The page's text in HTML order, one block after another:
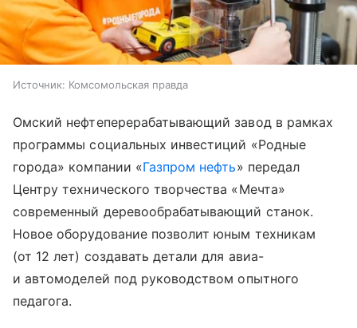
Источник: Комсомольская правда
Омский нефтеперерабатывающий завод в рамках
программы социальных инвестиций «Родные
города» компании «Газпром нефть» передал
Центру технического творчества «Мечта»
современный деревообрабатывающий станок.
Новое оборудование позволит юным техникам
(от 12 лет) создавать детали для авиа-
и автомоделей под руководством опытного
педагога.